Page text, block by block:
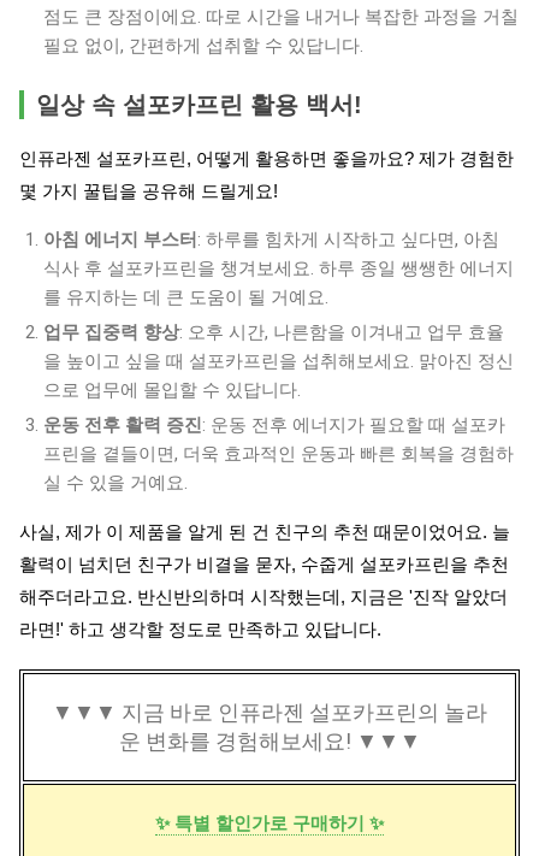
점도 큰 장점이에요. 따로 시간을 내거나 복잡한 과정을 거칠
필요 없이, 간편하게 섭취할 수 있답니다.
일상 속 설포카프린 활용 백서!
인퓨라젠 설포카프린, 어떻게 활용하면 좋을까요? 제가 경험한
몇 가지 꿀팁을 공유해 드릴게요!
아침 에너지 부스터 : 하루를 힘차게 시작하고 싶다면, 아침
식사 후 설포카프린을 챙겨보세요. 하루 종일 쌩쌩한 에너지
를 유지하는 데 큰 도움이 될 거예요.
업무 집중력 향상: 오후 시간, 나른함을 이겨내고 업무 효율
을 높이고 싶을 때 설포카프린을 섭취해보세요. 맑아진 정신
으로 업무에 몰입할 수 있답니다.
운동 전후 활력 증진: 운동 전후 에너지가 필요할 때 설포카
프린을 곁들이면, 더욱 효과적인 운동과 빠른 회복을 경험하
실 수 있을 거예요.
사실, 제가 이 제품을 알게 된 건 친구의 추천 때문이었어요. 늘
활력이 넘치던 친구가 비결을 묻자, 수줍게 설포카프린을 추천
해주더라고요. 반신반의하며 시작했는데, 지금은 '진작 알았더
라면!' 하고 생각할 정도로 만족하고 있답니다.
▼▼▼ 지금 바로 인퓨라젠 설포카프린의 놀라
운 변화를 경험해보세요! ▼▼▼
✨ 특별 할인가로 구매하기 ✨